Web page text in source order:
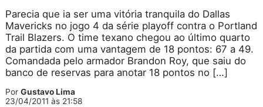
Parecia que ia ser uma vitória tranquila do Dallas
Mavericks no jogo 4 da série playoff contra o Portland
Trail Blazers. O time texano chegou ao último quarto
da partida com uma vantagem de 18 pontos: 67 a 49.
Comandada pelo armador Brandon Roy, que saiu do
banco de reservas para anotar 18 pontos no […]
Por Gustavo Lima
23/04/2011 às 21:58